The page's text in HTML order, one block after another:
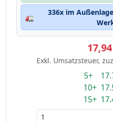
🚛
336x im
Exkl. Umsatzsteuer,
5+
10+
15+